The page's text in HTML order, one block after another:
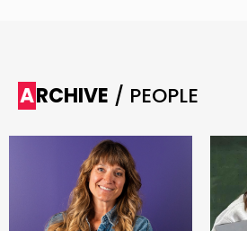
ARCHIVE / PEOPLE